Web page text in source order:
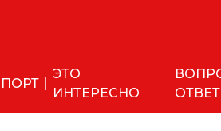
ЭТО
ИНТЕРЕСНО
ОТВЕТ